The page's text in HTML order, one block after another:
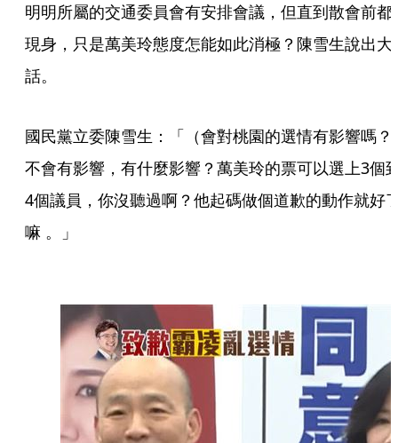
明明所屬的交通委員會有安排會議，但直到散會前都
現身，只是萬美玲態度怎能如此消極？陳雪生說出大
話。
國民黨立委陳雪生：「（會對桃園的選情有影響嗎？
不會有影響，有什麼影響？萬美玲的票可以選上3個
4個議員，你沒聽過啊？他起碼做個道歉的動作就好
嘛 。」